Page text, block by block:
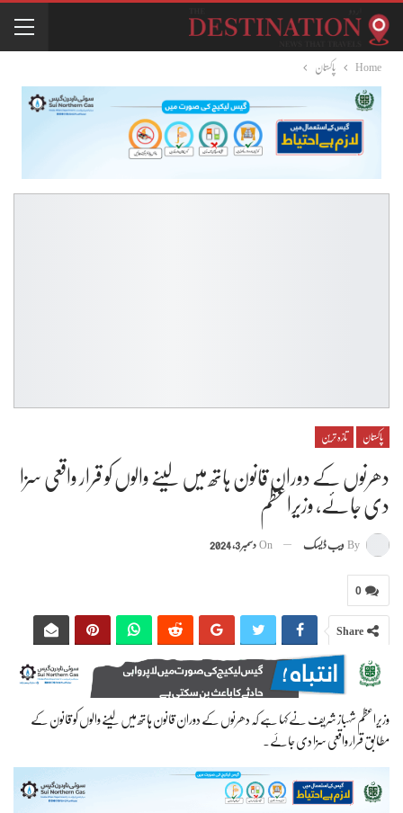
Home پاکستان
پاکستان تازہ ترین
دھرنوں کے دوران قانون ہاتھ میں لینے والوں کو قرار واقعی سزا
دی جائے، وزیراعظم
By ویب ڈیسک On دسمبر 3, 2024
0
Share
وزیراعظم شہباز شریف نے کہا ہے کہ دھرنوں کے دوران قانون ہاتھ میں لینے والوں کو قانون کے
مطابق قرار واقعی سزا دی جائے۔